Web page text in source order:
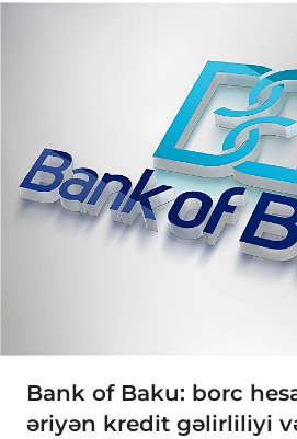
Bank of Baku: borc
əriyən kredit gəlirliliyi